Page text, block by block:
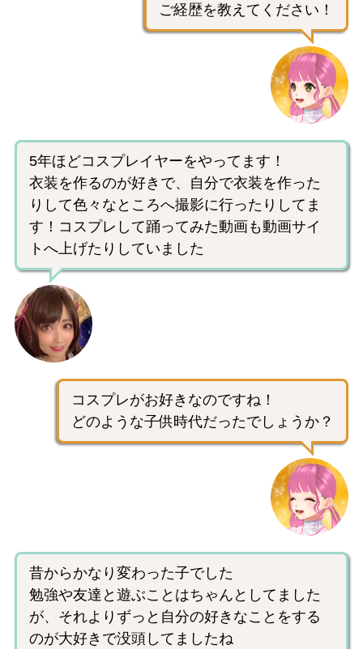
ご経歴を教えてください！
5年ほどコスプレイヤーをやってます！
衣装を作るのが好きで、自分で衣装を作った
りして色々なところへ撮影に行ったりしてま
す！コスプレして踊ってみた動画も動画サイ
トへ上げたりしていました
コスプレがお好きなのですね！
どのような子供時代だったでしょうか？
昔からかなり変わった子でした
勉強や友達と遊ぶことはちゃんとしてました
が、それよりずっと自分の好きなことをする
のが大好きで没頭してましたね